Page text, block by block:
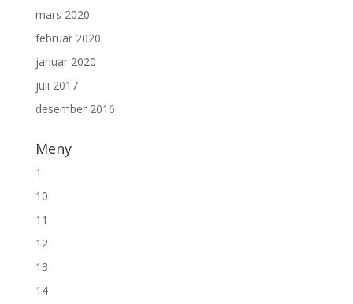
mars 2020
februar 2020
januar 2020
juli 2017
desember 2016
Meny
1
10
11
12
13
14